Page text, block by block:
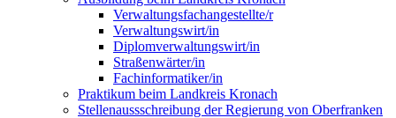
Verwaltungsfachangestellte/r
Verwaltungswirt/in
Diplomverwaltungswirt/in
Straßenwärter/in
Fachinformatiker/in
Praktikum beim Landkreis Kronach
Stellenaussschreibung der Regierung von Oberfranken